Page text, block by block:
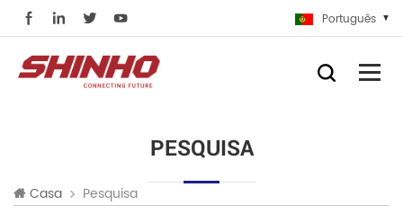
Português
PESQUISA
Casa Pesquisa